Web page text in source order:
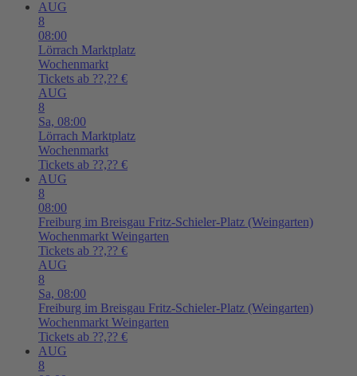
AUG
8
08:00
Lörrach Marktplatz
Wochenmarkt
Tickets ab ??,?? €
AUG
8
Sa, 08:00
Lörrach Marktplatz
Wochenmarkt
Tickets ab ??,?? €
AUG
8
08:00
Freiburg im Breisgau Fritz-Schieler-Platz (Weingarten)
Wochenmarkt Weingarten
Tickets ab ??,?? €
AUG
8
Sa, 08:00
Freiburg im Breisgau Fritz-Schieler-Platz (Weingarten)
Wochenmarkt Weingarten
Tickets ab ??,?? €
AUG
8